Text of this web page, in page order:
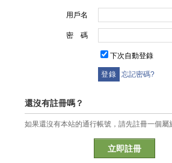
用戶名
密 碼
下次自動登錄
忘記密碼?
還沒有註冊嗎？
如果還沒有本站的通行帳號，請先註冊一個屬
立即註冊